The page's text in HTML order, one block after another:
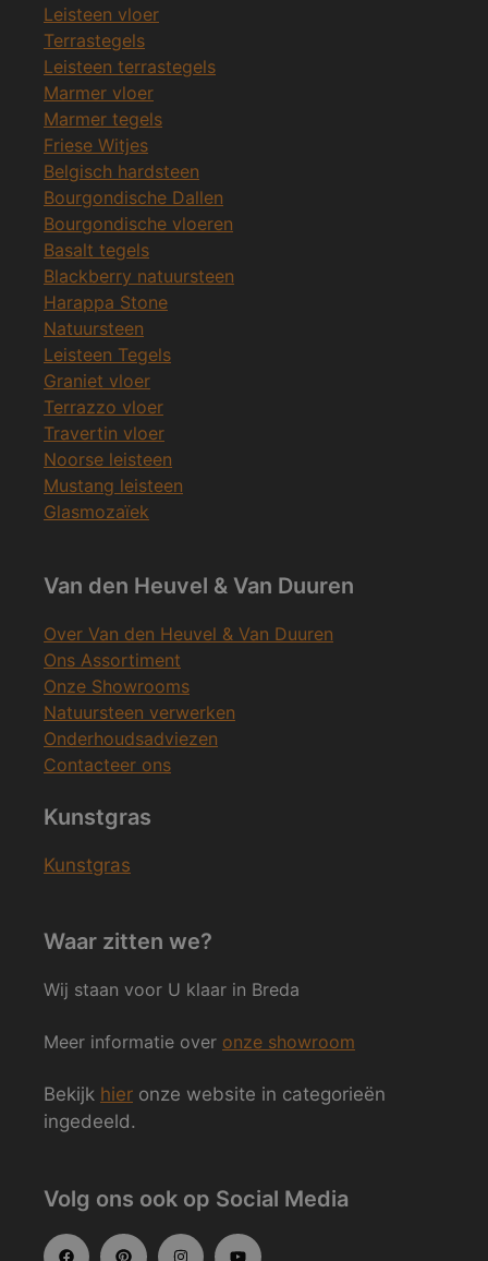
Leisteen vloer
Terrastegels
Leisteen terrastegels
Marmer vloer
Marmer tegels
Friese Witjes
Belgisch hardsteen
Bourgondische Dallen
Bourgondische vloeren
Basalt tegels
Blackberry natuursteen
Harappa Stone
Natuursteen
Leisteen Tegels
Graniet vloer
Terrazzo vloer
Travertin vloer
Noorse leisteen
Mustang leisteen
Glasmozaïek
Van den Heuvel & Van Duuren
Over Van den Heuvel & Van Duuren
Ons Assortiment
Onze Showrooms
Natuursteen verwerken
Onderhoudsadviezen
Contacteer ons
Kunstgras
Kunstgras
Waar zitten we?
Wij staan voor U klaar in Breda
Meer informatie over onze showroom
Bekijk hier onze website in categorieën
ingedeeld.
Volg ons ook op Social Media